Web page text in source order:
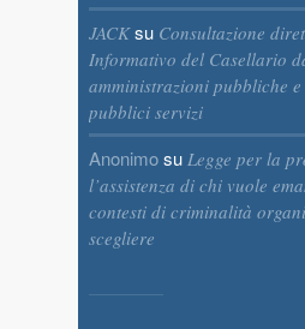
JACKsu Consultazione
Informativo del Casellario
amministrazioni pubbliche
pubblici servizi
Anonimosu Legge per la
l’assistenza di chi vuole
contesti di criminalità
scegliere